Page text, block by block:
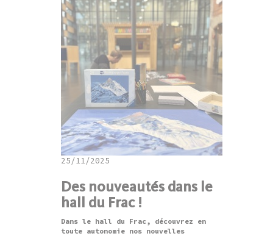
25/11/2025
Des nouveautés dans le
hall du Frac !
Dans le hall du Frac, découvrez en
toute autonomie nos nouvelles